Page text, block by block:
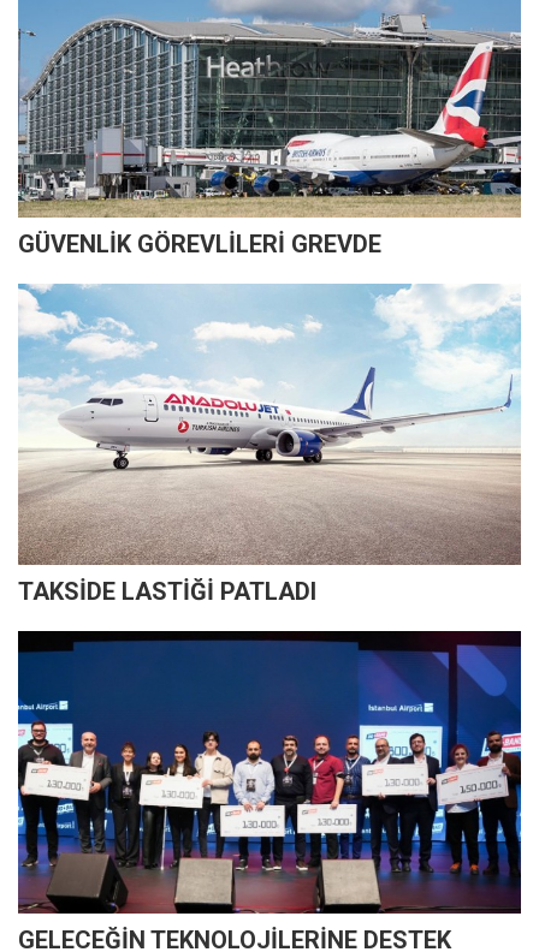
GÜVENLİK GÖREVLİLERİ GREVDE
TAKSİDE LASTİĞİ PATLADI
GELECEĞİN TEKNOLOJİLERİNE DESTEK